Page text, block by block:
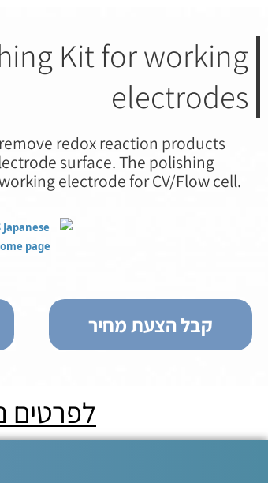
Kit for working
electrodes
redox reaction products
surface. The polishing
electrode for CV/Flow cell.
קבל הצעת מחיר
לפרטים